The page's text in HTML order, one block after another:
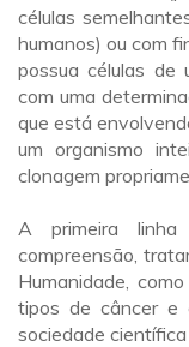
células
humanos) ou com
possua células de
com uma
que está
um organismo
clonagem
A primeira
compreensão,
Humanidade,
tipos de câncer e
sociedade